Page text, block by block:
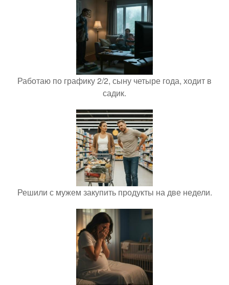
Работаю по графику 2/2, сыну четыре года, ходит в
садик.
Решили с мужем закупить продукты на две недели.